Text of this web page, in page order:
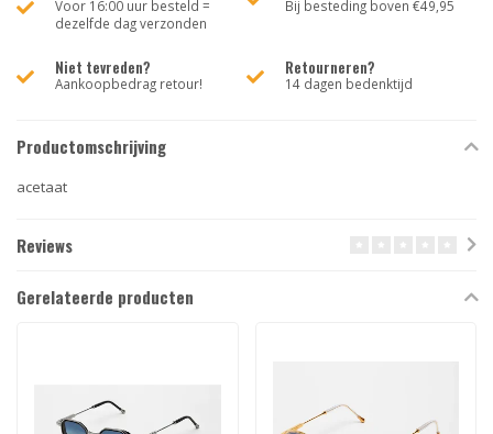
Voor 16:00 uur besteld =
dezelfde dag verzonden
Bij besteding boven €49,95
Niet tevreden?
Aankoopbedrag retour!
Retourneren?
14 dagen bedenktijd
Productomschrijving
acetaat
Reviews
Gerelateerde producten